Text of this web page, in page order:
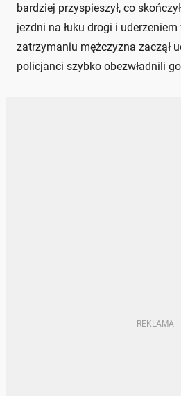
bardziej przyspieszył, co
jezdni na łuku drogi i
zatrzymaniu mężczyzna zaczął
policjanci szybko obezwładnili